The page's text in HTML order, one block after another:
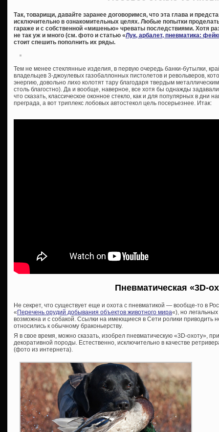
Так, товарищи, давайте заранее договоримся, что эта глава и
исключительно в ознакомительных целях. Любые попытки
гараже и с собственной «мишенью» чреваты последствиями. Хотя
не так уж и много (см. фото и статью «Лук, арбалет, пневматика:
стоит спешить пополнить их ряды.
Тем не менее стеклянные изделия, в первую очередь банки-бутылки,
владельцев 3-джоулевых газобаллонных пистолетов и револьверов,
энергию, довольно лихо колотят тару благодаря твердым
столь благостно). Да и вообще, наверное, все хотя бы однажды
что сказать, классическое оконное стекло, как и для популярных в дни
преграда, а вот триплекс лобовых автостекол цель посерьезнее. Итак:
Пневматическая «3D-
Не секрет, что существует еще и охота с пневматикой — вообще-то в
« Перечень орудий добывания объектов животного мира«), но
возможна и с собакой. Ссылки на имеющиеся в Сети ролики приводить
относились к обычному браконьерству.
Я в свое время, можно сказать, изобрел пневматическую «3D-охоту»,
декоративной породы. Естественно, исключительно в качестве
(фото из интернета).